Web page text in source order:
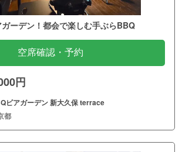
ーデン！都会で楽しむ手ぶらBBQ
空席確認・予約
円
ビアガーデン 新大久保 terrace
都